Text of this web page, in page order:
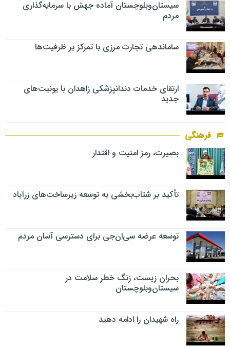
سیستان‌وبلوچستان آماده جهش با سرمایه‌گذاری
مردم
ساماندهی تجارت مرزی با تمرکز بر ظرفیت‌ها
ارتقای خدمات دندانپزشکی زاهدان با یونیت‌های
جدید
فرهنگی
بصیرت، رمز امنیت و اقتدار
تأکید بر شتاب‌بخشی به توسعه زیرساخت‌های زرآباد
توسعه عرضه سی‌ان‌جی برای دسترسی آسان مردم
بحران زیست، زنگ خطر سلامت در
سیستان‌وبلوچستان
راه شهیدان را ادامه دهید